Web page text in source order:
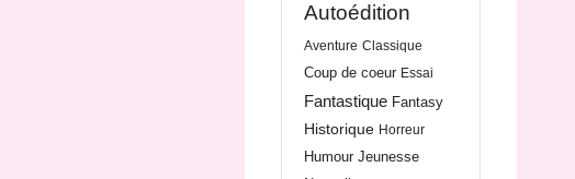
Autoédition
Aventure Classique
Coup de coeur Essai
Fantastique Fantasy
Historique Horreur
Humour Jeunesse